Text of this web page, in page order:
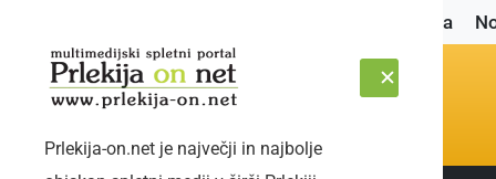
Naslovnica
Prlekija-on.net je največji in najbolje